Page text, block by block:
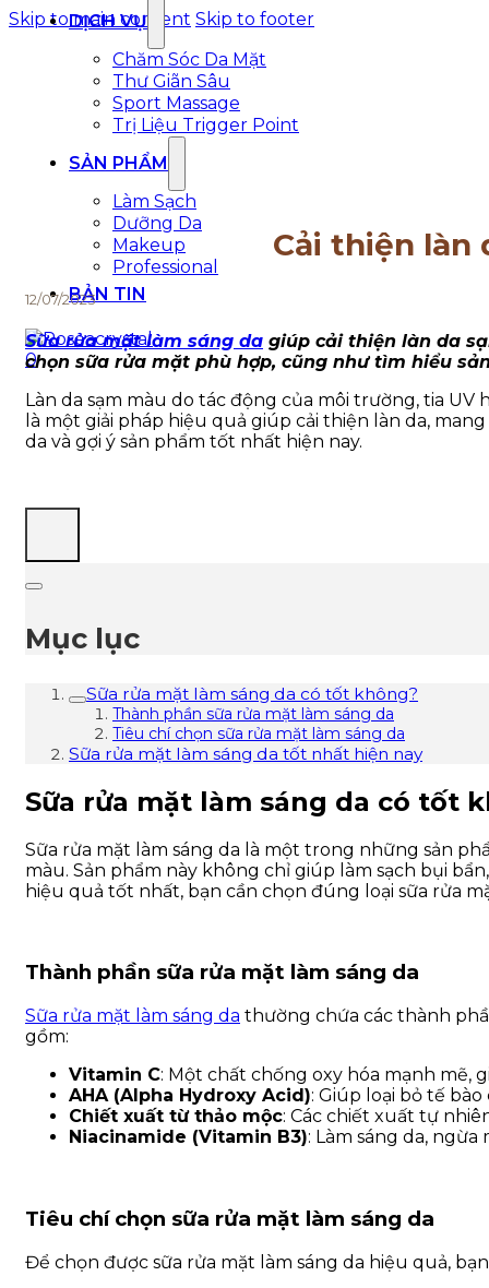
Skip to main content Skip to footer
DỊCH VỤ
Chăm Sóc Da Mặt
Thư Giãn Sâu
Sport Massage
Trị Liệu Trigger Point
SẢN PHẨM
Làm Sạch
Dưỡng Da
Makeup
Professional
BẢN TIN
0
Cải thiện làn
12/07/2023
Sữa rửa mặt làm sáng da giúp cải thiện làn da
chọn sữa rửa mặt phù hợp, cũng như tìm hiểu
Làn da sạm màu do tác động của môi trường, tia
là một giải pháp hiệu quả giúp cải thiện làn da,
da và gợi ý sản phẩm tốt nhất hiện nay.
Mục lục
Sữa rửa mặt làm sáng da có tốt không?
Thành phần sữa rửa mặt làm sáng da
Tiêu chí chọn sữa rửa mặt làm sáng da
Sữa rửa mặt làm sáng da tốt nhất hiện nay
Sữa rửa mặt làm sáng da có tốt
Sữa rửa mặt làm sáng da là một trong những sản
màu. Sản phẩm này không chỉ giúp làm sạch bụi
hiệu quả tốt nhất, bạn cần chọn đúng loại sữa rửa
Thành phần sữa rửa mặt làm sáng da
Sữa rửa mặt làm sáng da thường chứa các thành
gồm:
Vitamin C: Một chất chống oxy hóa mạnh mẽ,
AHA (Alpha Hydroxy Acid): Giúp loại bỏ tế
Chiết xuất từ thảo mộc: Các chiết xuất tự
Niacinamide (Vitamin B3): Làm sáng da,
Tiêu chí chọn sữa rửa mặt làm sáng da
Để chọn được sữa rửa mặt làm sáng da hiệu quả,